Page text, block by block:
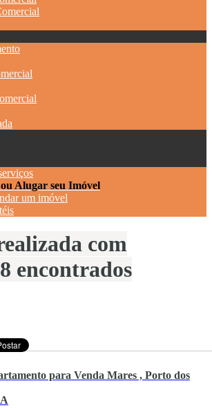
Alugar seu Imóvel
um imóvel
com
encontrados
para Venda Mares , Porto dos